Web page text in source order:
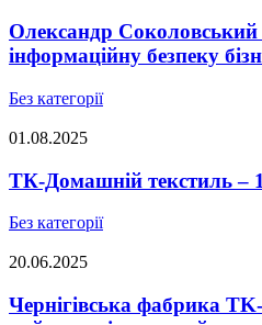
Олександр Соколовський
інформаційну безпеку
Без категорії
01.08.2025
ТК-Домашній текстиль –
Без категорії
20.06.2025
Чернігівська фабрика